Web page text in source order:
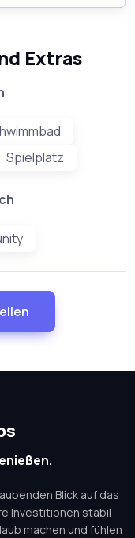
Extras
Spielplatz
Blick auf das
Investitionen stabil
machen und fühlen